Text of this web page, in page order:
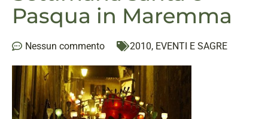
Pasqua in Maremma
Nessun commento 2010, EVENTI E SAGRE